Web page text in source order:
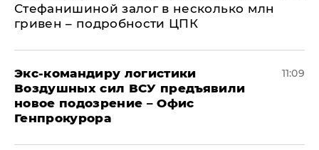
Стефанишиной залог в несколько млн
гривен – подробности ЦПК
Экс-командиру логистики
Воздушных сил ВСУ предъявили
новое подозрение – Офис
Генпрокурора
11:09